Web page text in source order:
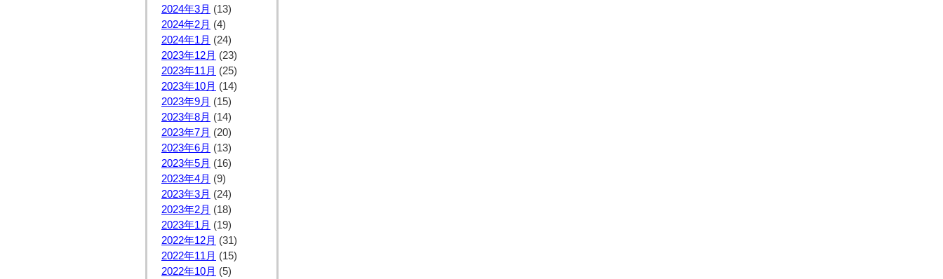
2024年3月 (13)
2024年2月 (4)
2024年1月 (24)
2023年12月 (23)
2023年11月 (25)
2023年10月 (14)
2023年9月 (15)
2023年8月 (14)
2023年7月 (20)
2023年6月 (13)
2023年5月 (16)
2023年4月 (9)
2023年3月 (24)
2023年2月 (18)
2023年1月 (19)
2022年12月 (31)
2022年11月 (15)
2022年10月 (5)